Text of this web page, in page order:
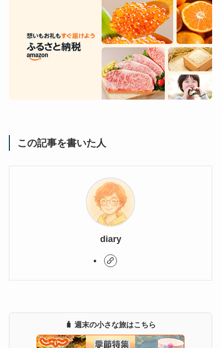
この記事を書いた人
diary
🧳 週末の小さな旅はこちら